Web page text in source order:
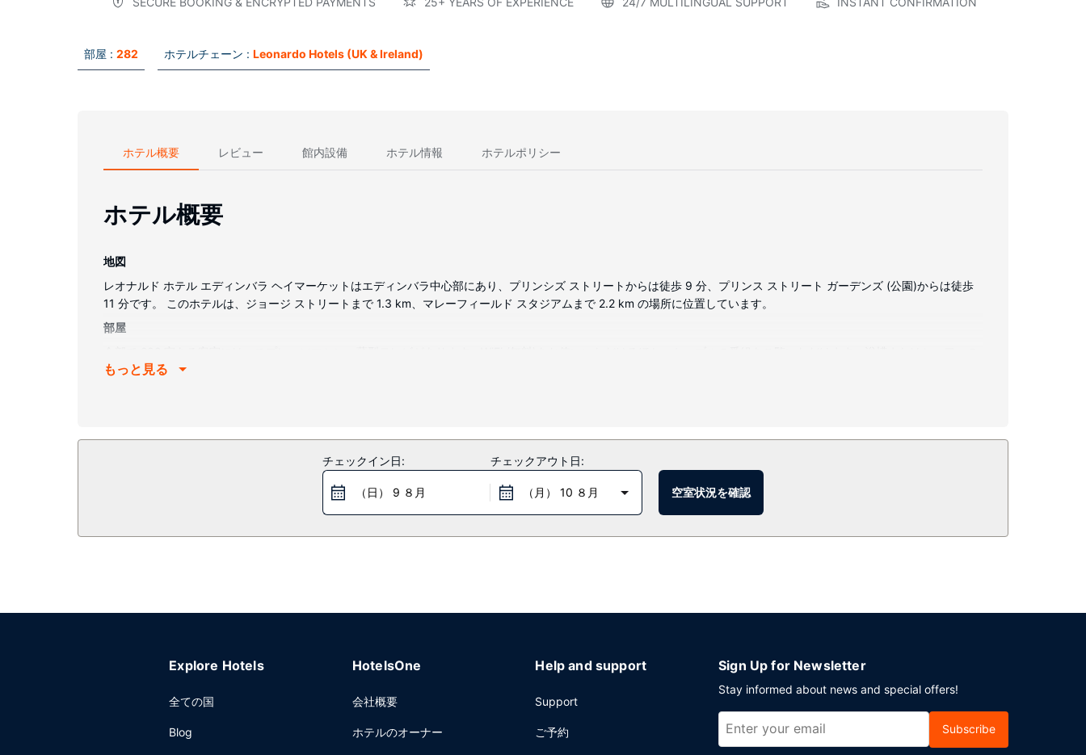
部屋 : 282 ホテルチェーン : Leonardo Hotels (UK & Ireland)
ホテル概要 レビュー 館内設備 ホテル情報 ホテルポリシー
ホテル概要
地図
レオナルド ホテル エディンバラ ヘイマーケットはエディンバラ中心部にあり、プリンシズ ストリートからは徒歩 9 分、プリンス ストリート ガーデンズ (公園)からは徒歩
11 分です。 このホテルは、ジョージ ストリートまで 1.3 km、マレーフィールド スタジアムまで 2.2 km の場所に位置しています。
部屋
ある専用バスルームには、レインフォールシャワー、バスアメニティ (無料)が備わっています。セーフティボックスやデスクをご利用いただけます。
レストラン
Bar and Grillで食事をお楽しみください。このホテルでは、客室で24 時間対応のルームサービスも利用できます。バー / ラウンジでお好みのドリンクを召し上がり、喉の渇
きを癒してください。朝食ビュッフェは、平日は 6:30 ～ 10:00 まで、週末は 7:00 ～ 11:00 まで、有料でお召し上がりいただけます。
もっと見る
チェックイン日:
（日） 9 ８月
チェックアウト日:
（月） 10 ８月 空室状況を確認
Explore Hotels
全ての国
Blog
HotelsOne
会社概要
ホテルのオーナー
Help and support
Support
ご予約
Sign Up for Newsletter
Stay informed about news and special offers!
Subscribe